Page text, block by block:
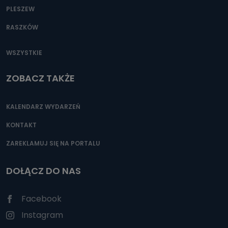
PLESZEW
RASZKÓW
WSZYSTKIE
ZOBACZ TAKŻE
KALENDARZ WYDARZEŃ
KONTAKT
ZAREKLAMUJ SIĘ NA PORTALU
DOŁĄCZ DO NAS
Facebook
Instagram